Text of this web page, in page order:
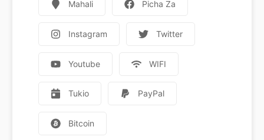
Mahali Picha Za
Instagram Twitter
Youtube WIFI
Tukio PayPal
Bitcoin